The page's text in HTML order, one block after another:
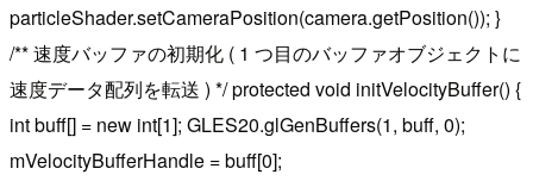
particleShader.setCameraPosition(camera.getPosition()); }
/** 速度バッファの初期化 ( 1 つ目のバッファオブジェクトに
速度データ配列を転送 ) */ protected void initVelocityBuffer() {
int buff[] = new int[1]; GLES20.glGenBuffers(1, buff, 0);
mVelocityBufferHandle = buff[0];